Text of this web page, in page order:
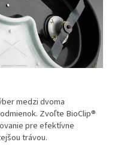
medzi dvoma
Zvoľte BioClip®
pre efektívne
trávou.